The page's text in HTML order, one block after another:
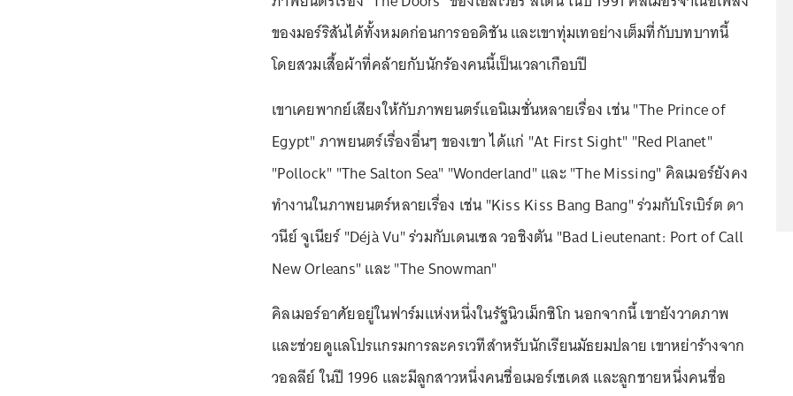
ของมอร์ริสันได้ทั้งหมดก่อนการออดิชัน และเขาทุ่มเทอย่างเต็มที่กับบทบาทนี้
โดยสวมเสื้อผ้าที่คล้ายกับนักร้องคนนี้เป็นเวลาเกือบปี
เขาเคยพากย์เสียงให้กับภาพยนตร์แอนิเมชั่นหลายเรื่อง เช่น "The Prince of
Egypt" ภาพยนตร์เรื่องอื่นๆ ของเขา ได้แก่ "At First Sight" "Red Planet"
"Pollock" "The Salton Sea" "Wonderland" และ "The Missing" คิลเมอร์ยังคง
ทำงานในภาพยนตร์หลายเรื่อง เช่น "Kiss Kiss Bang Bang" ร่วมกับโรเบิร์ต ดา
วนีย์ จูเนียร์ "Déjà Vu" ร่วมกับเดนเซล วอชิงตัน "Bad Lieutenant: Port of Call
New Orleans" และ "The Snowman"
คิลเมอร์อาศัยอยู่ในฟาร์มแห่งหนึ่งในรัฐนิวเม็กซิโก นอกจากนี้ เขายังวาดภาพ
และช่วยดูแลโปรแกรมการละครเวทีสำหรับนักเรียนมัธยมปลาย เขาหย่าร้างจาก
วอลลีย์ ในปี 1996 และมีลูกสาวหนึ่งคนชื่อเมอร์เซเดส และลูกชายหนึ่งคนชื่อ